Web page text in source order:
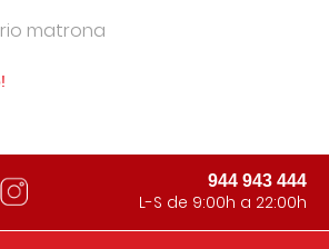
matrona
944 943 444
L-S de 9:00h a 22:00h